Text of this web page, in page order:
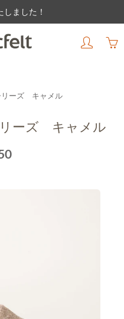
ました！
リーズ キャメル
ーズ キャメル